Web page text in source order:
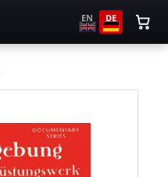
EN DE